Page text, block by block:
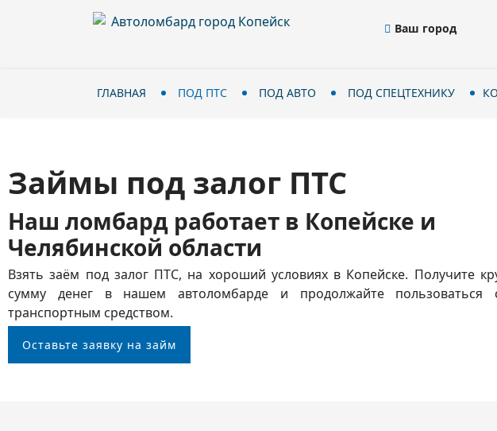
Ваш город
ГЛАВНАЯ ПОД ПТС ПОД АВТО ПОД СПЕЦТЕХНИКУ
Займы под залог ПТС
Наш ломбард работает в Копейске и
Челябинской области
Взять заём под залог ПТС, на хороший условиях в Копейске. Получите
сумму денег в нашем автоломбарде и продолжайте пользоваться
транспортным средством.
Оставьте заявку на займ